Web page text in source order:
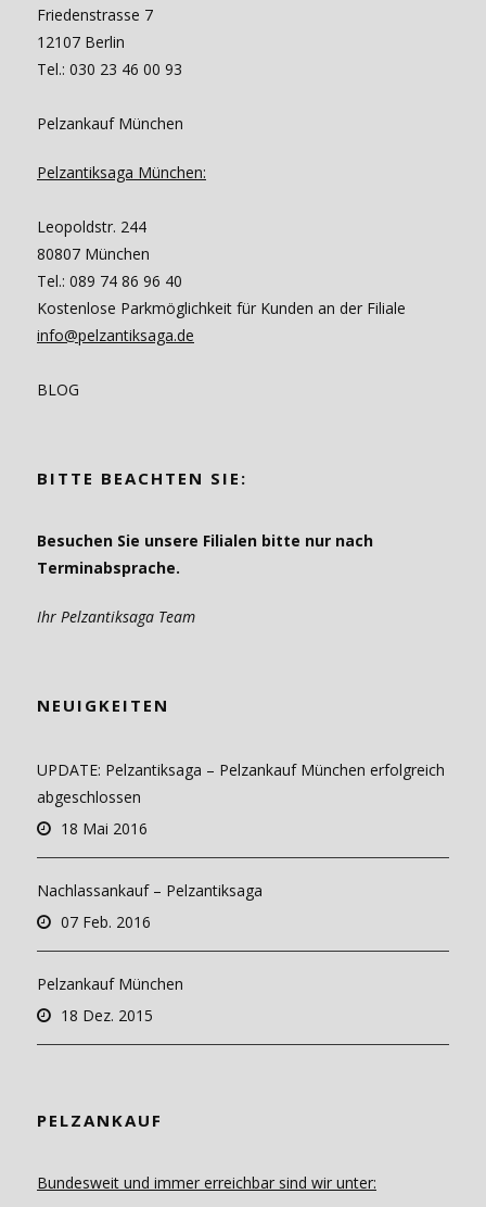
Friedenstrasse 7
12107 Berlin
Tel.: 030 23 46 00 93
Pelzankauf München
Pelzantiksaga München:
Leopoldstr. 244
80807 München
Tel.: 089 74 86 96 40
Kostenlose Parkmöglichkeit für Kunden an der Filiale
info@pelzantiksaga.de
BLOG
BITTE BEACHTEN SIE:
Besuchen Sie unsere Filialen bitte nur nach
Terminabsprache.
Ihr Pelzantiksaga Team
NEUIGKEITEN
UPDATE: Pelzantiksaga – Pelzankauf München erfolgreich
abgeschlossen
18 Mai 2016
Nachlassankauf – Pelzantiksaga
07 Feb. 2016
Pelzankauf München
18 Dez. 2015
PELZANKAUF
Bundesweit und immer erreichbar sind wir unter: